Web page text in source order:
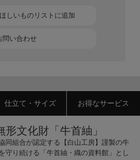
問い合わせ
ほしいものリストに追加
仕立て・サイズ お得なサービス
文化財「牛首紬」
同組合が認定する【白山工房】謹製の牛
守り続ける「牛首紬・織の資料館」とし